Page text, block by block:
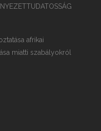
afrikai
miatti szabályokról